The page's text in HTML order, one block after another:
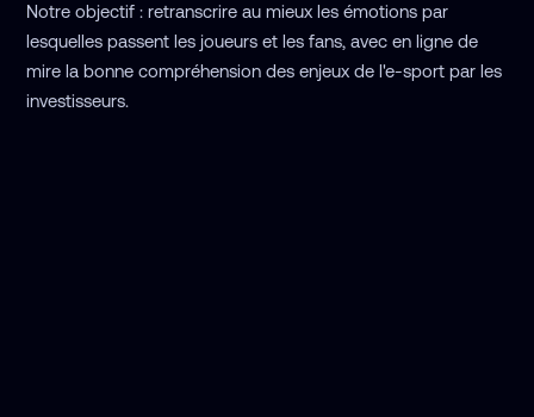
Notre objectif : retranscrire au mieux les émotions par
lesquelles passent les joueurs et les fans, avec en ligne de
mire la bonne compréhension des enjeux de l'e-sport par les
investisseurs.